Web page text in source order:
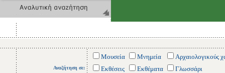
Αναζήτηση σε:
Μουσεία Μνημεία
Αρχαιολογικούς
Εκθέσεις
Εκθέματα
Γλωσσάρι